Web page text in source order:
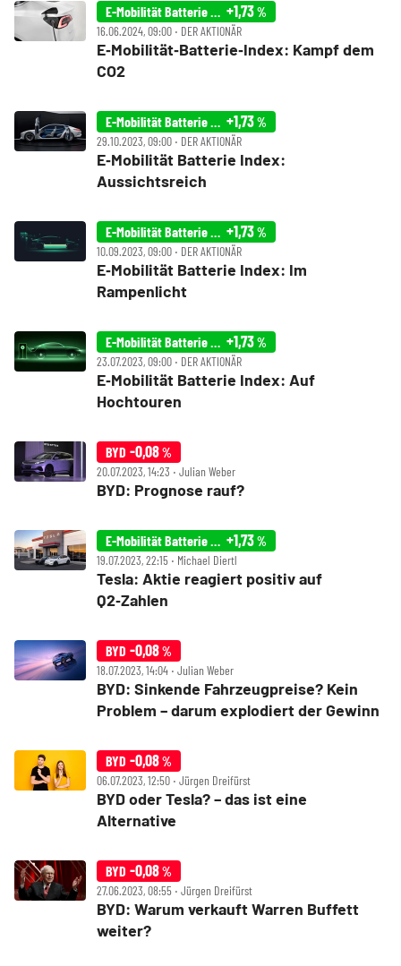
E-Mobilität Batterie Index +1,73%
16.06.2024, 09:00 ‧ DER AKTIONÄR
E‑Mobilität‑Batterie‑Index: Kampf dem
CO2
E-Mobilität Batterie Index +1,73%
29.10.2023, 09:00 ‧ DER AKTIONÄR
E‑Mobilität Batterie Index:
Aussichtsreich
E-Mobilität Batterie Index +1,73%
10.09.2023, 09:00 ‧ DER AKTIONÄR
E‑Mobilität Batterie Index: Im
Rampenlicht
E-Mobilität Batterie Index +1,73%
23.07.2023, 09:00 ‧ DER AKTIONÄR
E‑Mobilität Batterie Index: Auf
Hochtouren
BYD -0,08%
20.07.2023, 14:23 ‧ Julian Weber
BYD: Prognose rauf?
E-Mobilität Batterie Index +1,73%
19.07.2023, 22:15 ‧ Michael Diertl
Tesla: Aktie reagiert positiv auf
Q2‑Zahlen
BYD -0,08%
18.07.2023, 14:04 ‧ Julian Weber
BYD: Sinkende Fahrzeugpreise? Kein
Problem – darum explodiert der Gewinn
BYD -0,08%
06.07.2023, 12:50 ‧ Jürgen Dreifürst
BYD oder Tesla? – das ist eine
Alternative
BYD -0,08%
27.06.2023, 08:55 ‧ Jürgen Dreifürst
BYD: Warum verkauft Warren Buffett
weiter?